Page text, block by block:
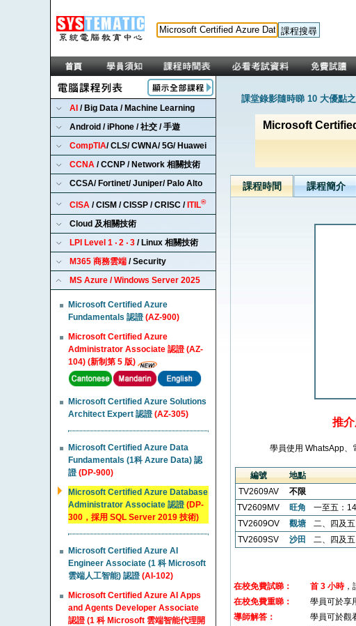
AI / Big Data / Machine Learning
Android / iPhone / 社交 / 手遊
CompTIA/ CLS/ CWNA/ 5G/ Huawei
CCNA / CCNP / Network 相關技術
CCSA/ Fortinet/ Juniper/ Palo Alto
CISA / CISM / CISSP / CRISC / ITIL®
Cloud 及相關技術
LPI Level 1 ‧ 2 ‧ 3 / Linux 相關技術
M365 商務雲端 / Security
MS Azure / Windows Server 2025
Microsoft Certified Azure
Fundamentals 認證(AZ-900)
Microsoft Certified Azure
Administrator Associate 認證 (AZ-
104) (新制第 5 版)
Microsoft Certified Azure Solutions
Architect Expert 認證(AZ-305)
Microsoft Certified Azure Data
Fundamentals (1科 Azure Data) 認
證(DP-900)
Microsoft Certified Azure Database
Administrator Associate 認證(DP-
300，採用 SQL Server 2019 技術)
Microsoft Certified Azure AI
Engineer Associate (1 科 Microsoft
雲端人工智能) 認證(AI-102)
Microsoft Certified Azure AI Apps
and Agents Developer Associate
認證 (1 科 Microsoft 雲端智能代理開
課堂錄影隨時睇 10 大優點之
Microsoft
課程時間 課程簡介
推
學員使用 WhatsApp、
編號 地點
TV2609AV
不限
TV2609MV
旺角 一至五：
TV2609OV
觀塘 二、四及
TV2609SV
沙田 二、四及
在校免費試睇：
首 3 小時，
在校免費重睇：
學員可於享
導師解答：
學員可於觀